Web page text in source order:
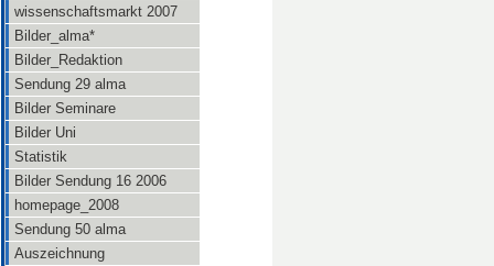
wissenschaftsmarkt 2007
Bilder_alma*
Bilder_Redaktion
Sendung 29 alma
Bilder Seminare
Bilder Uni
Statistik
Bilder Sendung 16 2006
homepage_2008
Sendung 50 alma
Auszeichnung